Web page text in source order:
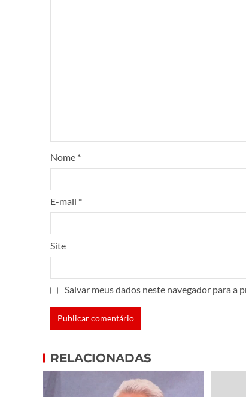
Nome *
E-mail *
Site
Salvar meus dados neste navegador para a
RELACIONADAS